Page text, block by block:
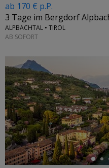
ab 170 € p.P.
3 Tage im Bergdorf
ALPBACHTAL • TIROL
AB SOFORT
←